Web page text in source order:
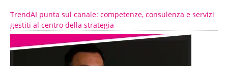
TrendAI punta sul canale: competenze, consulenza e servizi
gestiti al centro della strategia